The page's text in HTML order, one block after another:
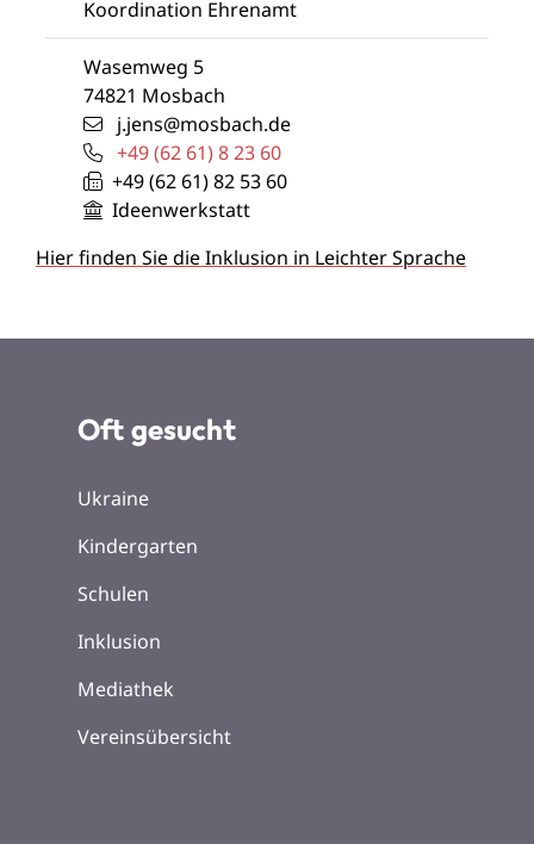
Koordination Ehrenamt
Wasemweg 5
74821 Mosbach
j.jens@mosbach.de
+49 (62 61) 823 60
+49 (6261) 82 5360
Ideenwerkstatt
Hier finden Sie die Inklusion in Leichter Sprache
Oft gesucht
Ukraine
Kindergarten
Schulen
Inklusion
Mediathek
Vereinsübersicht